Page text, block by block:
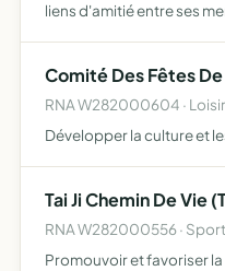
liens d'amitié entre ses
Comité Des Fêtes
RNA W282000604 ·
Développer la culture et
Tai Ji Chemin De Vie
RNA W282000556 ·
Promouvoir et favoriser